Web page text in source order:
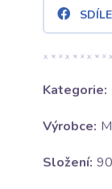
Kategorie:
Výrobce:
Složení: